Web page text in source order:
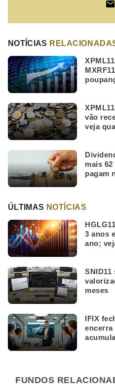
NOTÍCIAS
vão
veja
mais
pagam
ÚLTIMAS NOTÍCIAS
3 anos
ano;
meses
IFIX
encerra
FUNDOS